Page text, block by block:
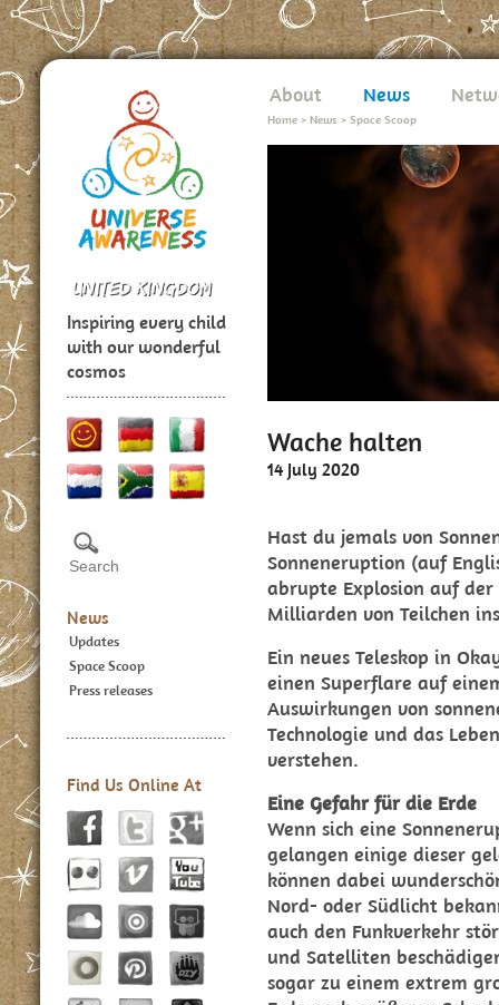
Inspiring every child
with our wonderful
cosmos
News
Updates
Space Scoop
Press releases
Find Us Online At
About News
Home > News > Space Scoop
Wache halten
14 July 2020
Hast du jemals von
Sonneneruption (auf
abrupte Explosion auf
Milliarden von Teilchen
Ein neues Teleskop in
einen Superflare auf
Auswirkungen von
Technologie und das
verstehen.
Eine Gefahr für die Erde
Wenn sich eine
gelangen einige dieser
können dabei
Nord- oder Südlicht
auch den Funkverkehr
und Satelliten
sogar zu einem extrem